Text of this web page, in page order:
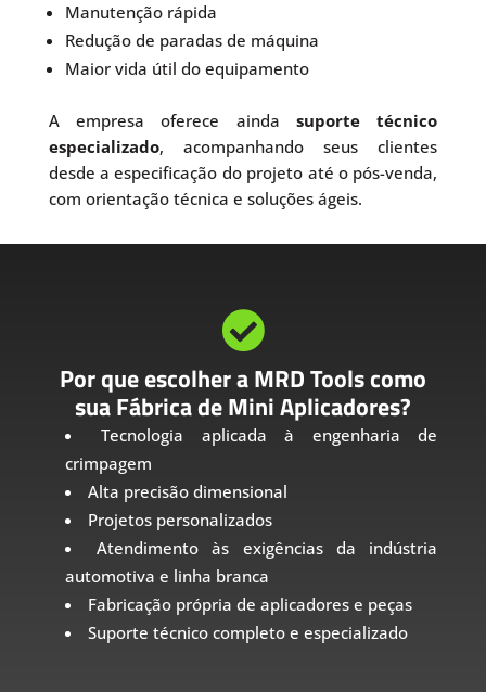
Manutenção rápida
Redução de paradas de máquina
Maior vida útil do equipamento
A empresa oferece ainda suporte técnico
especializado, acompanhando seus clientes
desde a especificação do projeto até o pós-venda,
com orientação técnica e soluções ágeis.

Por que escolher a MRD Tools como
sua Fábrica de Mini Aplicadores?
Tecnologia aplicada à engenharia de
crimpagem
Alta precisão dimensional
Projetos personalizados
Atendimento às exigências da indústria
automotiva e linha branca
Fabricação própria de aplicadores e peças
Suporte técnico completo e especializado